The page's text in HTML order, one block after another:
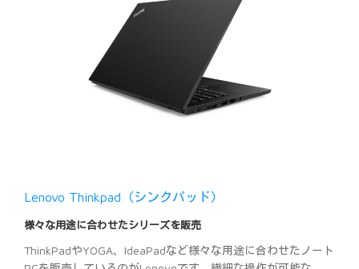
Lenovo Thinkpad（シンクパッド）
様々な用途に合わせたシリーズを販売
ThinkPadやYOGA、IdeaPadなど様々な用途に合わせたノート